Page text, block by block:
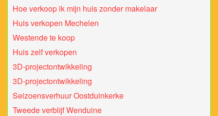
Hoe verkoop ik mijn huis zonder makelaar
Huis verkopen Mechelen
Westende te koop
Huis zelf verkopen
3D-projectontwikkeling
3D-projectontwikkeling
Seizoensverhuur Oostduinkerke
Tweede verblijf Wenduine